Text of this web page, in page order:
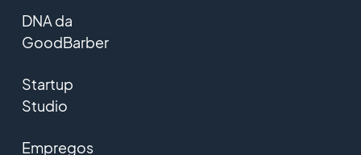
DNA da
GoodBarber
Startup
Studio
Empregos